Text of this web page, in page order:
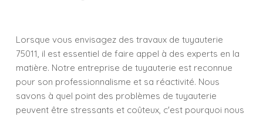
Lorsque vous envisagez des travaux de tuyauterie
75011, il est essentiel de faire appel à des experts en la
matière. Notre entreprise de tuyauterie est reconnue
pour son professionnalisme et sa réactivité. Nous
savons à quel point des problèmes de tuyauterie
peuvent être stressants et coûteux, c'est pourquoi nous